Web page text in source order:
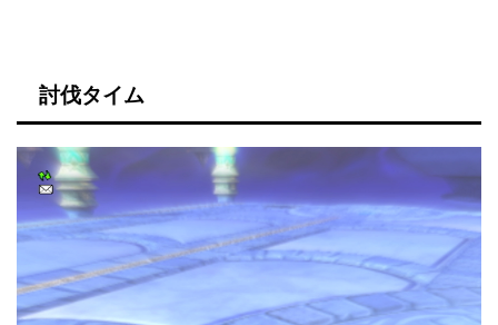
討伐タイム